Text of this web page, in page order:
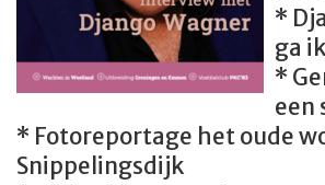
*
ga
*
een
* Fotoreportage het oude
Snippelingsdijk